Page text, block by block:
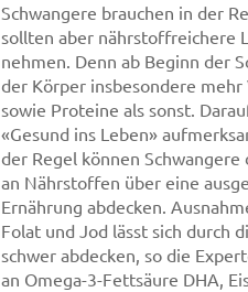
Schwangere brauchen in der
sollten aber nährstoffreichere
nehmen. Denn ab Beginn der
der Körper insbesondere
sowie Proteine als sonst.
«Gesund ins Leben»
der Regel können
an Nährstoffen über eine
Ernährung abdecken.
Folat und Jod lässt sich durch
schwer abdecken, so die
an Omega-3-Fettsäure DHA,